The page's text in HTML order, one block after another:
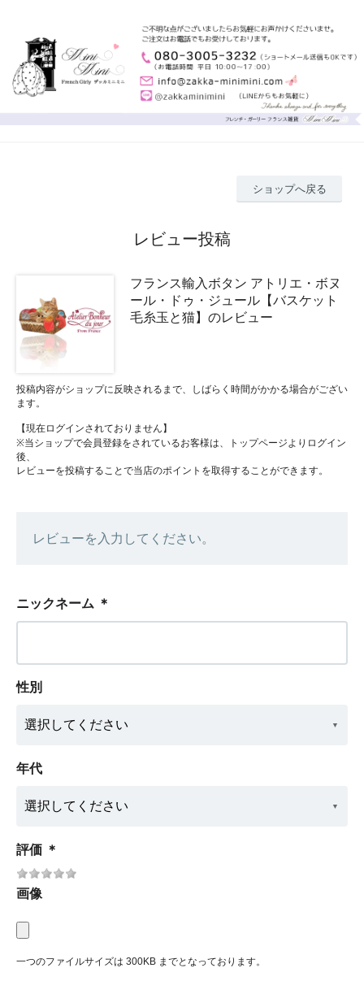
ショップへ戻る
レビュー投稿
フランス輸入ボタン アトリエ・ボヌ
ール・ドゥ・ジュール【バスケット
毛糸玉と猫】のレビュー
投稿内容がショップに反映されるまで、しばらく時間がかかる場合がござい
ます。
【現在ログインされておりません】
※当ショップで会員登録をされているお客様は、トップページよりログイン
後、
レビューを投稿することで当店のポイントを取得することができます。
レビューを入力してください。
ニックネーム ＊
性別
年代
評価 ＊
画像
一つのファイルサイズは 300KB までとなっております。